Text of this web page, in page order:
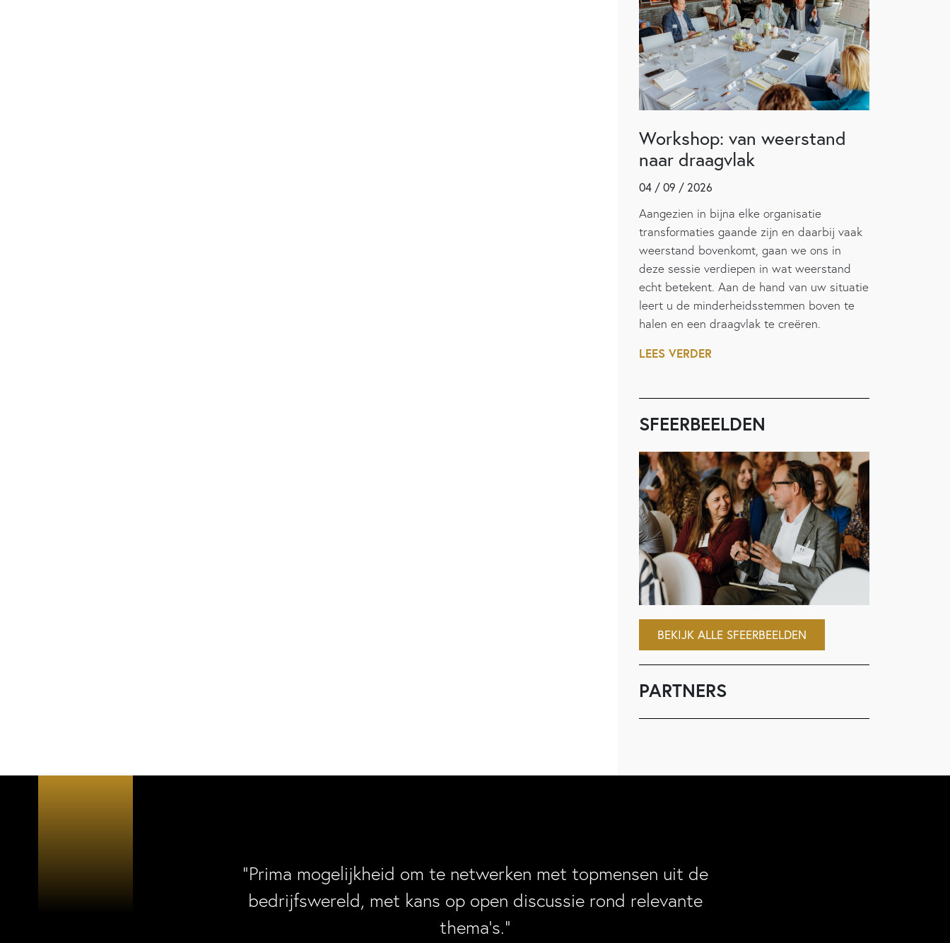
Workshop: van weerstand
naar draagvlak
04 / 09 / 2026
Aangezien in bijna elke organisatie
transformaties gaande zijn en daarbij vaak
weerstand bovenkomt, gaan we ons in
deze sessie verdiepen in wat weerstand
echt betekent. Aan de hand van uw situatie
leert u de minderheidsstemmen boven te
halen en een draagvlak te creëren.
LEES VERDER
SFEERBEELDEN
BEKIJK ALLE SFEERBEELDEN
PARTNERS
“Prima mogelijkheid om te netwerken met topmensen uit de
bedrijfswereld, met kans op open discussie rond relevante
thema’s.”